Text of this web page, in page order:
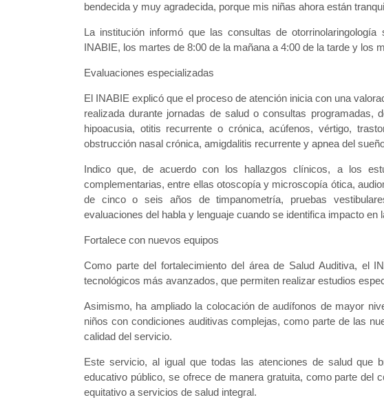
bendecida y muy agradecida, porque mis niñas ahora están
La institución informó que las consultas de
INABIE, los martes de 8:00 de la mañana a 4:00 de la tarde y los
Evaluaciones especializadas
El INABIE explicó que el proceso de atención inicia con una
realizada durante jornadas de salud o consultas programadas,
hipoacusia, otitis recurrente o crónica, acúfenos, vértigo,
obstrucción nasal crónica, amigdalitis recurrente y apnea del
Indico que, de acuerdo con los hallazgos clínicos, a los
complementarias, entre ellas otoscopía y microscopía ótica,
de cinco o seis años de timpanometría, pruebas
evaluaciones del habla y lenguaje cuando se identifica impacto en
Fortalece con nuevos equipos
Como parte del fortalecimiento del área de Salud Auditiva, el
tecnológicos más avanzados, que permiten realizar estudios
Asimismo, ha ampliado la colocación de audífonos de mayor
niños con condiciones auditivas complejas, como parte de las
calidad del servicio.
Este servicio, al igual que todas las atenciones de salud que
educativo público, se ofrece de manera gratuita, como parte del
equitativo a servicios de salud integral.